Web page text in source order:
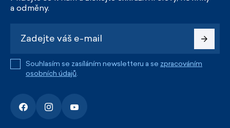
a odměny.
Souhlasím se zasíláním newsletteru a se zpracováním
osobních údajů.